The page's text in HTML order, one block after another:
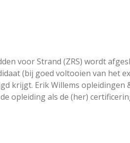
voor Strand (ZRS) wordt
(bij goed voltooien van het
krijgt. Erik Willems opleidingen
opleiding als de (her)